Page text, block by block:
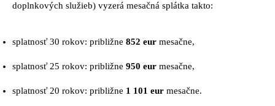
doplnkových služieb) vyzerá mesačná splátka takto:
splatnosť 30 rokov: približne 852 eur mesačne,
splatnosť 25 rokov: približne 950 eur mesačne,
splatnosť 20 rokov: približne 1 101 eur mesačne.